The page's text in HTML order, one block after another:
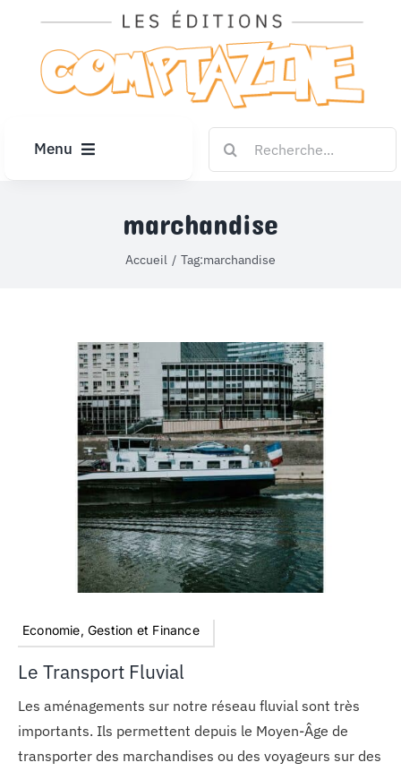
contenu
Menu
LE KIOSQUE
MON COMPTE
PANIER
STUDORIA
marchandise
Accueil Tag:marchandise
Economie, Gestion et Finance
Le Transport Fluvial
Les aménagements sur notre réseau fluvial sont très
importants. Ils permettent depuis le Moyen-Âge de
transporter des marchandises ou des voyageurs sur des